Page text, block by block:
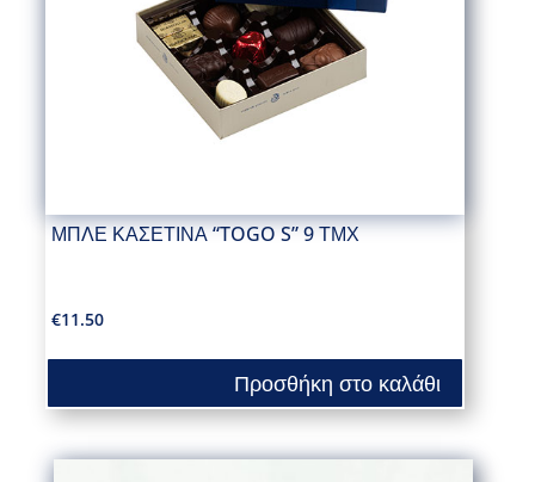
ΜΠΛΕ ΚΑΣΕΤΙΝΑ “TOGO S” 9 ΤΜΧ
€11.50
Προσθήκη στο καλάθι